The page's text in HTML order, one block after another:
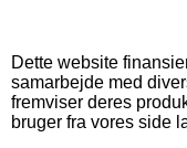
Dette website
samarbejde med
fremviser deres
bruger fra vores side